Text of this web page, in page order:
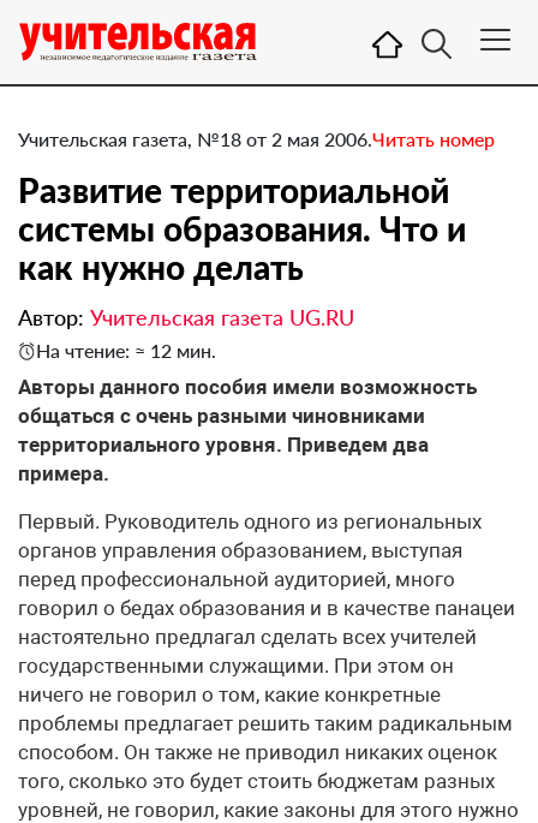
Учительская газета, №18 от 2 мая 2006.Читать номер
Развитие территориальной
системы образования. Что и
как нужно делать
Автор: Учительская газета UG.RU
На чтение: ≈ 12 мин.
Авторы данного пособия имели возможность
общаться с очень разными чиновниками
территориального уровня. Приведем два
примера.
Первый. Руководитель одного из региональных
органов управления образованием, выступая
перед профессиональной аудиторией, много
говорил о бедах образования и в качестве панацеи
настоятельно предлагал сделать всех учителей
государственными служащими. При этом он
ничего не говорил о том, какие конкретные
проблемы предлагает решить таким радикальным
способом. Он также не приводил никаких оценок
того, сколько это будет стоить бюджетам разных
уровней, не говорил, какие законы для этого нужно